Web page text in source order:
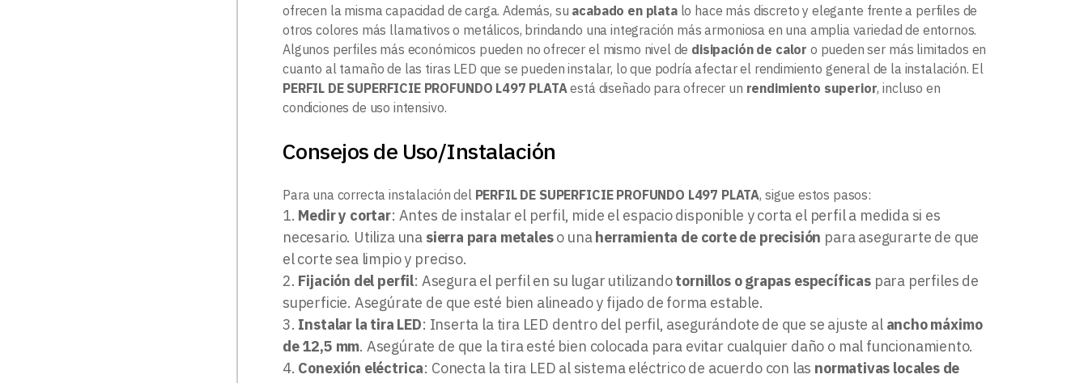
ofrecen la misma capacidad de carga. Además, su acabado en platalo hace más discreto y elegante frente a perfiles de
otros colores más llamativos o metálicos, brindando una integración más armoniosa en una amplia variedad de entornos.
Algunos perfiles más económicos pueden no ofrecer el mismo nivel de disipación de calor o pueden ser más limitados en
cuanto al tamaño de las tiras LED que se pueden instalar, lo que podría afectar el rendimiento general de la instalación. El
PERFIL DE SUPERFICIE PROFUNDO L497 PLATAestá diseñado para ofrecer un rendimiento superior, incluso en
condiciones de uso intensivo.
Consejos de Uso/Instalación
Para una correcta instalación del PERFIL DE SUPERFICIE PROFUNDO L497 PLATA, sigue estos pasos:
Medir y cortar: Antes de instalar el perfil, mide el espacio disponible y corta el perfil a medida si es
necesario. Utiliza una sierra para metaleso unaherramienta de corte de precisión para asegurarte de que
el corte sea limpio y preciso.
Fijación del perfil: Asegura el perfil en su lugar utilizandotornillos o grapas específicaspara perfiles de
superficie. Asegúrate de que esté bien alineado y fijado de forma estable.
Instalar la tira LED: Inserta la tira LED dentro del perfil, asegurándote de que se ajuste al ancho máximo
de 12,5 mm. Asegúrate de que la tira esté bien colocada para evitar cualquier daño o mal funcionamiento.
Conexión eléctrica: Conecta la tira LED al sistema eléctrico de acuerdo con las normativas locales de